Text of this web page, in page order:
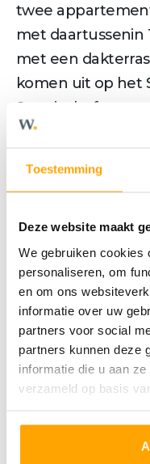
Toestemming
Deze website maakt
We gebruiken cookies
personaliseren, om
en om ons
informatie over uw
partners voor social
partners kunnen deze
informatie die u aan
verzameld op basis
twee
met daartussenin
met een
komen uit op het
Smariushof.
Appartementen
6 woonlagen
uit verschillende
- appartementen
woonoppervlakte
- 2 (slaap)kamers
- gezamenlijke
- complete
keukencheque
- moderne
van buiten
- 4 zeer ruime